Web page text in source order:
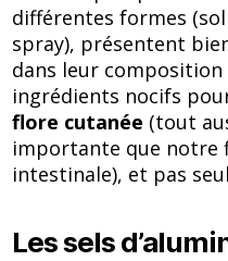
différentes formes
spray), présentent
dans leur composition
ingrédients nocifs
flore cutanée (tout
importante que notre
intestinale), et pas
Les sels